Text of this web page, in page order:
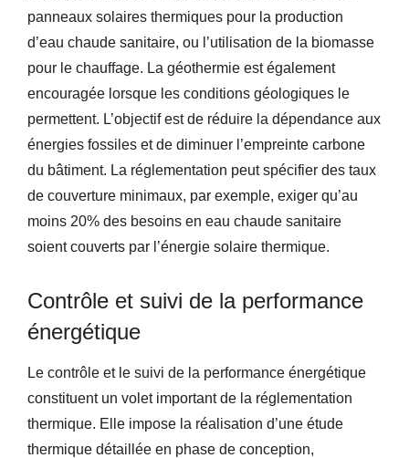
panneaux solaires thermiques pour la production
d’eau chaude sanitaire, ou l’utilisation de la biomasse
pour le chauffage. La géothermie est également
encouragée lorsque les conditions géologiques le
permettent. L’objectif est de réduire la dépendance aux
énergies fossiles et de diminuer l’empreinte carbone
du bâtiment. La réglementation peut spécifier des taux
de couverture minimaux, par exemple, exiger qu’au
moins 20% des besoins en eau chaude sanitaire
soient couverts par l’énergie solaire thermique.
Contrôle et suivi de la performance
énergétique
Le contrôle et le suivi de la performance énergétique
constituent un volet important de la réglementation
thermique. Elle impose la réalisation d’une étude
thermique détaillée en phase de conception,